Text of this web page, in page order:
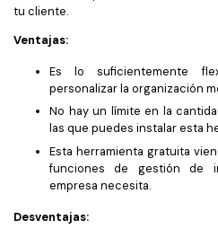
tu cliente.
Ventajas:
Es lo suficientemente
personalizar la organización
No hay un límite en la
las que puedes instalar esta
Esta herramienta gratuita
funciones de gestión de
empresa necesita.
Desventajas: